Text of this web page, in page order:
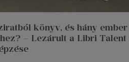
könyv, és hány ember
– Lezárult a Libri Talent